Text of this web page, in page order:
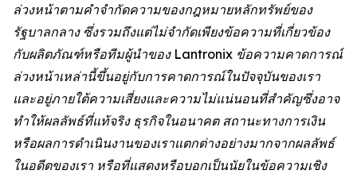
ล่วงหน้าตามคำจำกัดความของกฎหมายหลักทรัพย์ของ
รัฐบาลกลาง ซึ่งรวมถึงแต่ไม่จำกัดเพียงข้อความที่เกี่ยวข้อง
กับผลิตภัณฑ์หรือทีมผู้นำของ Lantronix ข้อความคาดการณ์
ล่วงหน้าเหล่านี้ขึ้นอยู่กับการคาดการณ์ในปัจจุบันของเรา
และอยู่ภายใต้ความเสี่ยงและความไม่แน่นอนที่สำคัญซึ่งอาจ
ทำให้ผลลัพธ์ที่แท้จริง ธุรกิจในอนาคต สถานะทางการเงิน
หรือผลการดำเนินงานของเราแตกต่างอย่างมากจากผลลัพธ์
ในอดีตของเรา หรือที่แสดงหรือบอกเป็นนัยในข้อความเชิง